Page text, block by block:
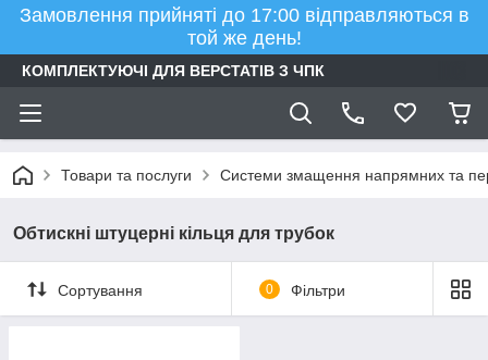
Замовлення прийняті до 17:00 відправляються в
той же день!
КОМПЛЕКТУЮЧІ ДЛЯ ВЕРСТАТІВ З ЧПК
Товари та послуги Системи змащення напрямних та
Обтискні штуцерні кільця для трубок
Сортування 0 Фільтри